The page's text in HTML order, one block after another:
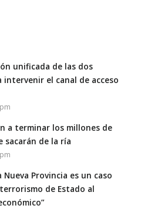
unificada de las dos
intervenir el canal de acceso
a terminar los millones de
sacarán de la ría
Nueva Provincia es un caso
de Estado al